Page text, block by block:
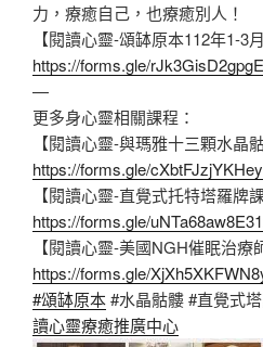
力，療癒自己，也療癒別人！
【閱讀心靈-頌缽原本112年1-3
https://forms.gle/
—
更多身心靈相關課程：
【閱讀心靈-與瑪雅十三顆水晶
https://forms.gle/
【閱讀心靈-直覺式托特塔羅牌課
https://forms.gle/
【閱讀心靈-美國NGH催眠治療
https://forms.gle/
#頌缽原本#水晶骷髏 #直覺式
讀心靈療癒推廣中心